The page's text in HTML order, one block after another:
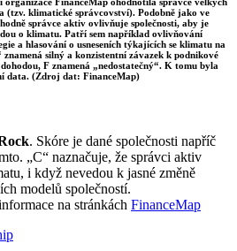
klimatické správcovství). Podobně jako ve
správce aktiv ovlivňuje společnosti, aby je
o klimatu. Patří sem například ovlivňování
a hlasování o usneseních týkajících se klimatu na
silný a konzistentní závazek k podnikové
F znamená „nedostatečný“. K tomu byla
data. (Zdroj dat: FinanceMap)
. Skóre je dané společnosti napříč
„C“ naznačuje, že správci aktiv
i když nevedou k jasné změně
modelů společností.
na stránkách FinanceMap